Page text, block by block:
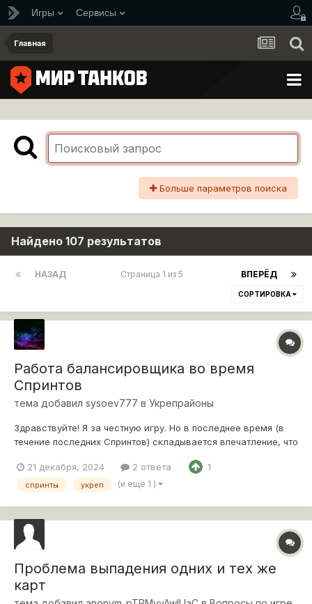
Игры Сервисы
Главная
Больше параметров поиска
Найдено 107 результатов
НАЗАД ВПЕРЁД
Страница 1 из 5
СОРТИРОВКА
Работа балансировщика во время
Спринтов
тема добавил sysoev777 в Укрепрайоны
Здравствуйте! Я за честную игру. Но в последнее время (в
течение последних Спринтов) складывается впечатление, что
кланом (до начала Спринта) к ребятам с 800 Эло на вылазки.
Исходя из того, что видели, сделали предположение, что
21 декабря, 2024 2 ответа 1
спринты укреп (и ещё 1 )
Проблема выпадения одних и тех же
карт